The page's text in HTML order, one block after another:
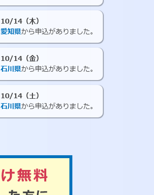
10/14（木）
愛知県から申込がありました。
10/14（金）
石川県から申込がありました。
10/14（土）
石川県から申込がありました。